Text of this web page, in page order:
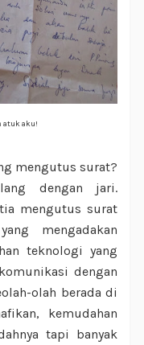
atuk aku!
mengutus surat?
dengan jari.
mengutus surat
mengadakan
teknologi yang
dengan
olah berada di
kemudahan
tapi banyak